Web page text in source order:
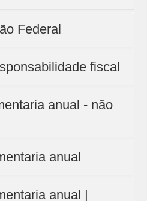
Federal
fiscal
anual - não
anual
anual |